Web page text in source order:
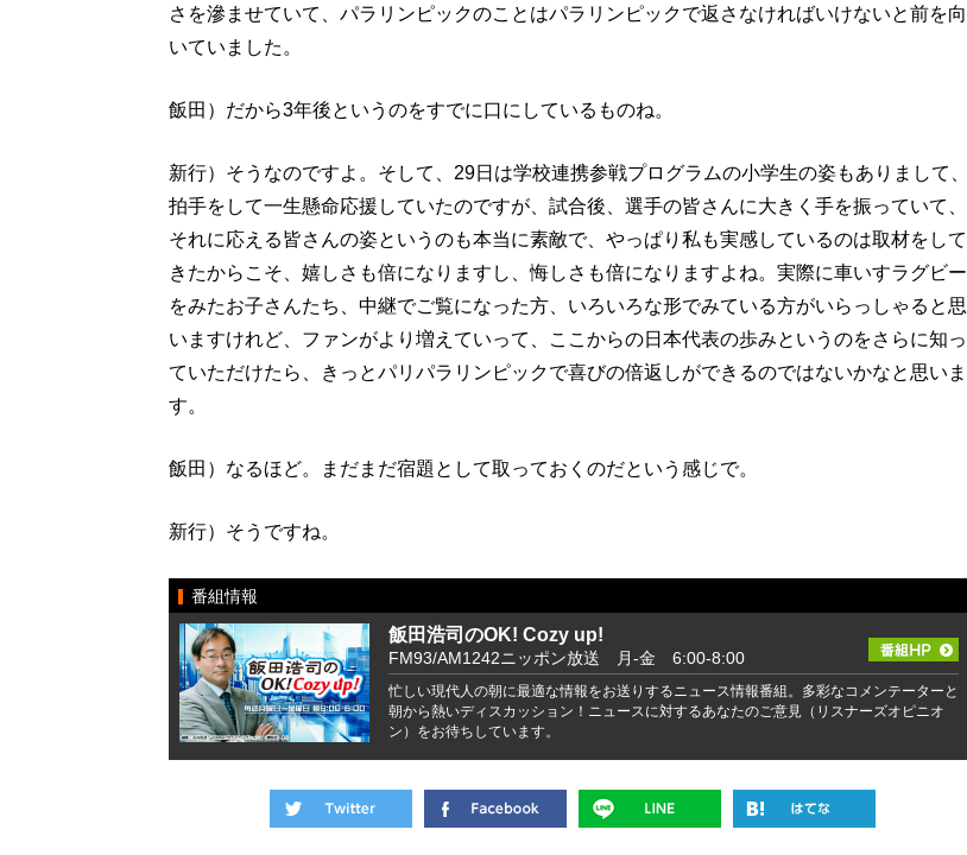
さを滲ませていて、パラリンピックのことはパラリンピックで返さなければいけないと前を向
いていました。
飯田）だから3年後というのをすでに口にしているものね。
新行）そうなのですよ。そして、29日は学校連携参戦プログラムの小学生の姿もありまして、
拍手をして一生懸命応援していたのですが、試合後、選手の皆さんに大きく手を振っていて、
それに応える皆さんの姿というのも本当に素敵で、やっぱり私も実感しているのは取材をして
きたからこそ、嬉しさも倍になりますし、悔しさも倍になりますよね。実際に車いすラグビー
をみたお子さんたち、中継でご覧になった方、いろいろな形でみている方がいらっしゃると思
いますけれど、ファンがより増えていって、ここからの日本代表の歩みというのをさらに知っ
ていただけたら、きっとパリパラリンピックで喜びの倍返しができるのではないかなと思いま
す。
飯田）なるほど。まだまだ宿題として取っておくのだという感じで。
新行）そうですね。
番組情報
飯田浩司のOK! Cozy up!
FM93/AM1242ニッポン放送 月-金 6:00-8:00
忙しい現代人の朝に最適な情報をお送りするニュース情報番組。多彩なコメンテーターと
朝から熱いディスカッション！ニュースに対するあなたのご意見（リスナーズオピニオ
ン）をお待ちしています。